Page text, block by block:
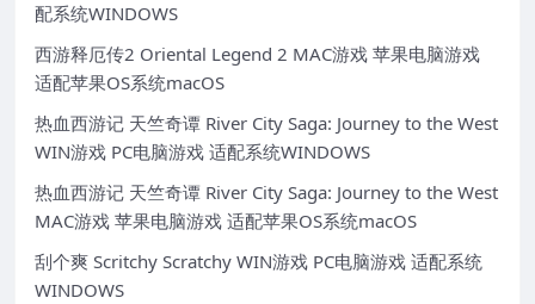
配系统WINDOWS
西游释厄传2 Oriental Legend 2 MAC游戏 苹果电脑游戏
适配苹果OS系统macOS
热血西游记 天竺奇谭 River City Saga: Journey to the West
WIN游戏 PC电脑游戏 适配系统WINDOWS
热血西游记 天竺奇谭 River City Saga: Journey to the West
MAC游戏 苹果电脑游戏 适配苹果OS系统macOS
刮个爽 Scritchy Scratchy WIN游戏 PC电脑游戏 适配系统
WINDOWS